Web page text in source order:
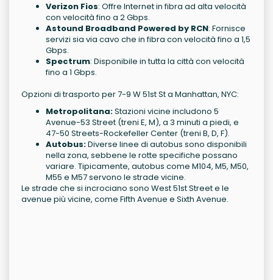
Verizon Fios: Offre Internet in fibra ad alta velocità
con velocità fino a 2 Gbps.
Astound Broadband Powered by RCN: Fornisce
servizi sia via cavo che in fibra con velocità fino a 1,5
Gbps.
Spectrum: Disponibile in tutta la città con velocità
fino a 1 Gbps.
Opzioni di trasporto per 7-9 W 51st St a Manhattan, NYC:
Metropolitana:Stazioni vicine includono 5
Avenue-53 Street (treni E, M), a 3 minuti a piedi, e
47-50 Streets-Rockefeller Center (treni B, D, F).
Autobus:Diverse linee di autobus sono disponibili
nella zona, sebbene le rotte specifiche possano
variare. Tipicamente, autobus come M104, M5, M50,
M55 e M57 servono le strade vicine.
Le strade che si incrociano sono West 51st Street e le
avenue più vicine, come Fifth Avenue e Sixth Avenue.